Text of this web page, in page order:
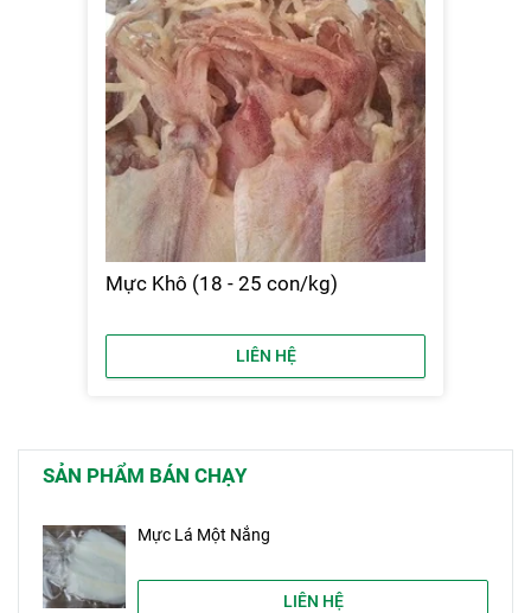
Mực Khô (18 - 25 con/kg)
LIÊN HỆ
SẢN PHẨM BÁN CHẠY
Mực Lá Một Nắng
LIÊN HỆ